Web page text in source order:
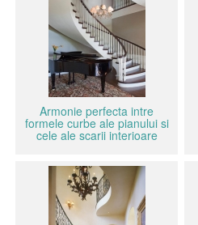
Armonie perfecta intre
formele curbe ale pianului si
cele ale scarii interioare